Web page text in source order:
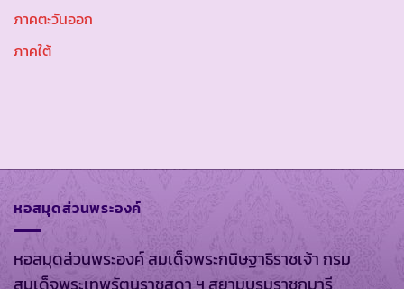
ภาคตะวันออก
ภาคใต้
หอสมุดส่วนพระองค์
หอสมุดส่วนพระองค์ สมเด็จพระกนิษฐาธิราชเจ้า กรม